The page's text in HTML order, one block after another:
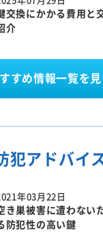
交換にかかる費用と
介
すめ情報一覧を見
犯アドバイ
年03月22日
き巣被害に遭わない
防犯性の高い鍵